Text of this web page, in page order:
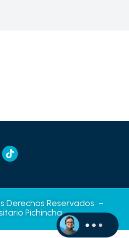
Derechos Reservados –
Pichincha